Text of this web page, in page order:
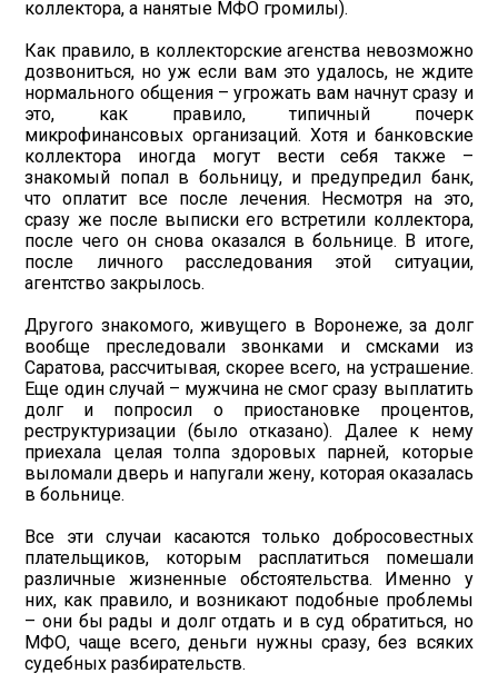
коллектора, а нанятые МФО громилы).
Как правило, в коллекторские агенства невозможно
дозвониться, но уж если вам это удалось, не ждите
нормального общения – угрожать вам начнут сразу и
это, как правило, типичный почерк
микрофинансовых организаций. Хотя и банковские
коллектора иногда могут вести себя также –
знакомый попал в больницу, и предупредил банк,
что оплатит все после лечения. Несмотря на это,
сразу же после выписки его встретили коллектора,
после чего он снова оказался в больнице. В итоге,
после личного расследования этой ситуации,
агентство закрылось.
Другого знакомого, живущего в Воронеже, за долг
вообще преследовали звонками и смсками из
Саратова, рассчитывая, скорее всего, на устрашение.
Еще один случай – мужчина не смог сразу выплатить
долг и попросил о приостановке процентов,
реструктуризации (было отказано). Далее к нему
приехала целая толпа здоровых парней, которые
выломали дверь и напугали жену, которая оказалась
в больнице.
Все эти случаи касаются только добросовестных
плательщиков, которым расплатиться помешали
различные жизненные обстоятельства. Именно у
них, как правило, и возникают подобные проблемы
– они бы рады и долг отдать и в суд обратиться, но
МФО, чаще всего, деньги нужны сразу, без всяких
судебных разбирательств.